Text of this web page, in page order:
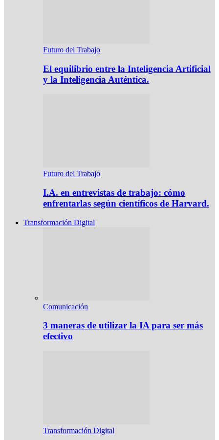
Futuro del Trabajo
El equilibrio entre la Inteligencia Artificial
y la Inteligencia Auténtica.
Futuro del Trabajo
I.A. en entrevistas de trabajo: cómo
enfrentarlas según científicos de Harvard.
Transformación Digital
Comunicación
3 maneras de utilizar la IA para ser más
efectivo
Transformación Digital